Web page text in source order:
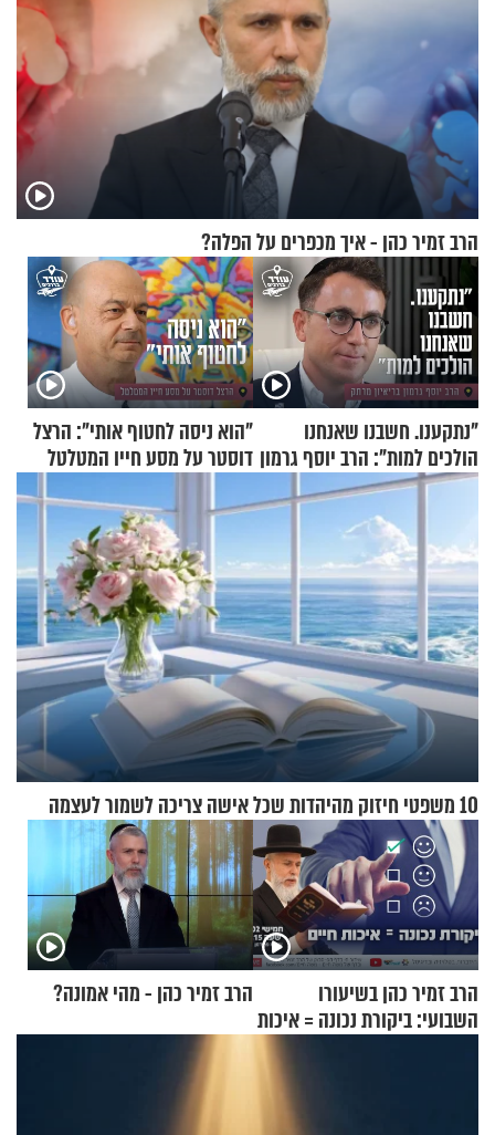
הרב זמיר כהן - איך מכפרים על הפלה?
"נתקענו. חשבנו שאנחנו
הולכים למות": הרב יוסף גרמון
בריאיון מרתק
"הוא ניסה לחטוף אותי": הרצל
דוסטר על מסע חייו המטלטל
10 משפטי חיזוק מהיהדות שכל אישה צריכה לשמור לעצמה
הרב זמיר כהן בשיעורו
השבועי: ביקורת נכונה = איכות
הרב זמיר כהן - מהי אמונה?